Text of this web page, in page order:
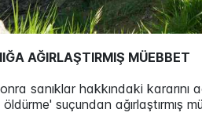
AĞIRLAŞTIRMIŞ MÜEBBET
sanıklar hakkındaki
suçundan ağırlaştırmış